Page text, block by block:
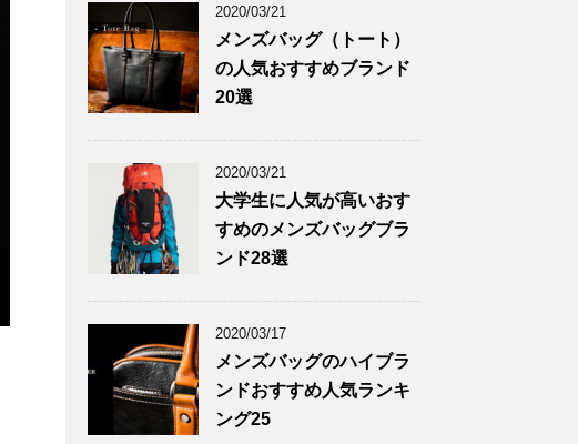
2020/03/21
メンズバッグ（トート）
の人気おすすめブランド
20選
2020/03/21
大学生に人気が高いおす
すめのメンズバッグブラ
ンド28選
2020/03/17
メンズバッグのハイブラ
ンドおすすめ人気ランキ
ング25